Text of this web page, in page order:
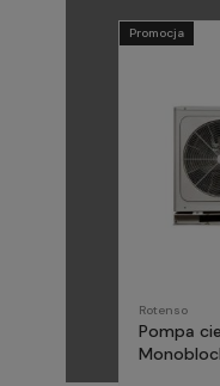
Rotenso
Pompa
Promocja